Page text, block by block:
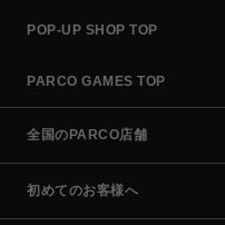
POP-UP SHOP TOP
PARCO GAMES TOP
全国のPARCO店舗
初めてのお客様へ